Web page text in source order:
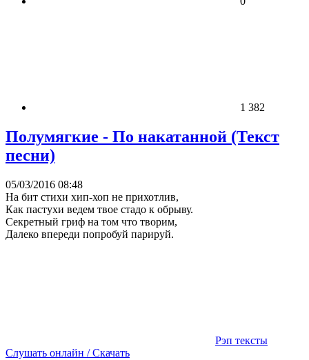
1 382
Полумягкие - По накатанной (Текст
песни)
05/03/2016 08:48
На бит стихи хип-хоп не прихотлив,
Как пастухи ведем твое стадо к обрыву.
Секретный гриф на том что творим,
Далеко впереди попробуй парируй.
Рэп тексты
Слушать онлайн / Скачать